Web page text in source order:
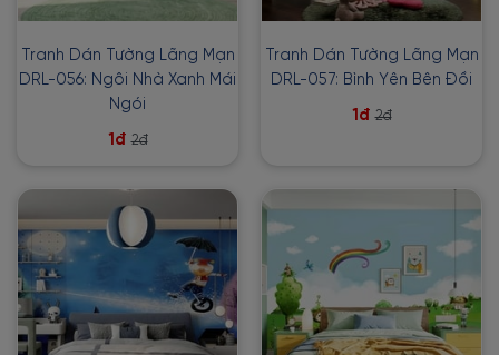
Tranh Dán Tường Lãng Mạn
DRL-056: Ngôi Nhà Xanh Mái
Ngói
1đ 2đ
Tranh Dán Tường Lãng Mạn
DRL-057: Bình Yên Bên Đồi
1đ 2đ